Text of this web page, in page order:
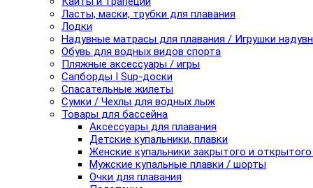
Ласты, маски, трубки для плавания
Лодки
Надувные матрасы для плавания / Игрушки
Обувь для водных видов спорта
Пляжные аксессуары / игры
Сапборды I Sup-доски
Спасательные жилеты
Сумки / Чехлы для водных лыж
Товары для бассейна
Аксессуары для плавания
Детские купальники, плавки
Женские купальники закрытого и
Мужские купальные плавки / шорты
Очки для плавания